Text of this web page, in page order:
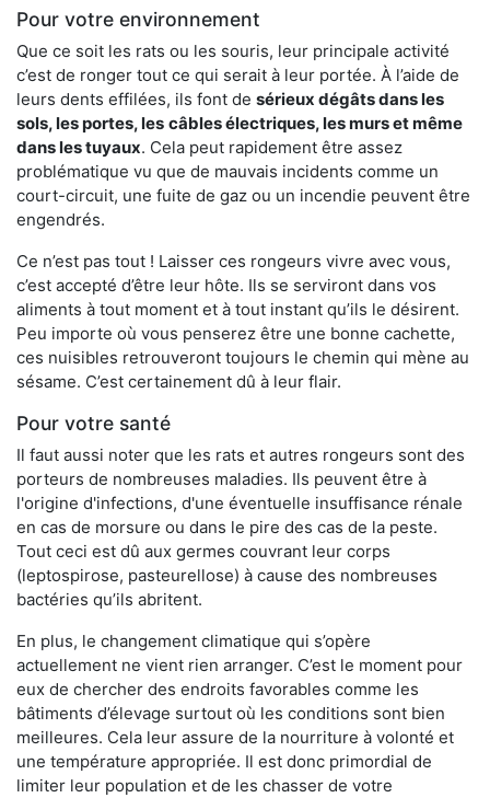
Pour votre environnement
Que ce soit les rats ou les souris, leur principale activité
c’est de ronger tout ce qui serait à leur portée. À l’aide de
leurs dents effilées, ils font de sérieux dégâts dans les
sols, les portes, les câbles électriques, les murs et même
dans les tuyaux. Cela peut rapidement être assez
problématique vu que de mauvais incidents comme un
court-circuit, une fuite de gaz ou un incendie peuvent être
engendrés.
Ce n’est pas tout ! Laisser ces rongeurs vivre avec vous,
c’est accepté d’être leur hôte. Ils se serviront dans vos
aliments à tout moment et à tout instant qu’ils le désirent.
Peu importe où vous penserez être une bonne cachette,
ces nuisibles retrouveront toujours le chemin qui mène au
sésame. C’est certainement dû à leur flair.
Pour votre santé
Il faut aussi noter que les rats et autres rongeurs sont des
porteurs de nombreuses maladies. Ils peuvent être à
l'origine d'infections, d'une éventuelle insuffisance rénale
en cas de morsure ou dans le pire des cas de la peste.
Tout ceci est dû aux germes couvrant leur corps
(leptospirose, pasteurellose) à cause des nombreuses
bactéries qu’ils abritent.
En plus, le changement climatique qui s’opère
actuellement ne vient rien arranger. C’est le moment pour
eux de chercher des endroits favorables comme les
bâtiments d’élevage surtout où les conditions sont bien
meilleures. Cela leur assure de la nourriture à volonté et
une température appropriée. Il est donc primordial de
limiter leur population et de les chasser de votre